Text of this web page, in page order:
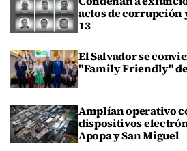
actos de corrupción
13
El Salvador se
"Family Friendly"
Amplían operativo
dispositivos
Apopa y San Miguel